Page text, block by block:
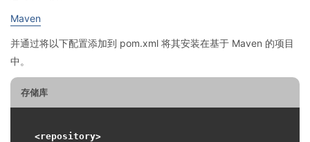
Maven
并通过将以下配置添加到 pom.xml 将其安装在基于 Maven 的项目
中。
存储库
<repository>